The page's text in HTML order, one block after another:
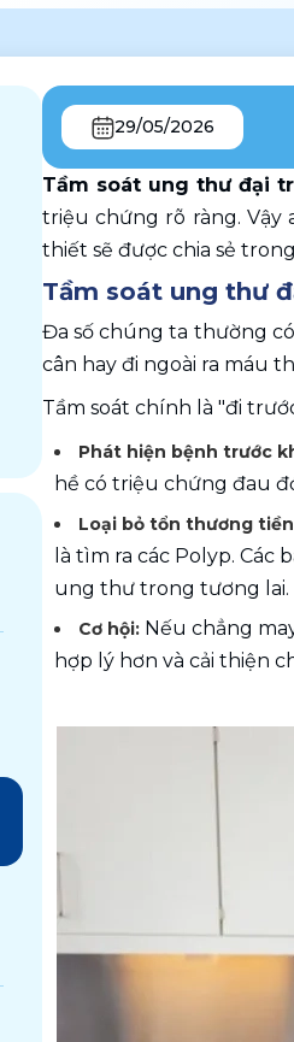
29/05/2026
Tầm soát ung thư đại
triệu chứng rõ ràng. Vậy
thiết sẽ được chia sẻ
Tầm soát ung thư
Đa số chúng ta thường
cân hay đi ngoài ra máu
Tầm soát chính là "đi
Phát hiện bệnh trước
hề có triệu chứng đau
Loại bỏ tổn thương
là tìm ra các Polyp.
ung thư trong tương lai.
Cơ hội: Nếu chẳng
hợp lý hơn và cải thiện